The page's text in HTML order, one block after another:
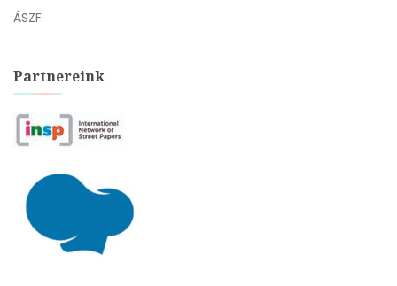
ÁSZF
Partnereink